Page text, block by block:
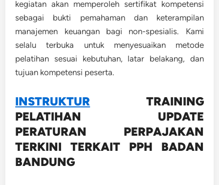
kegiatan akan memperoleh sertifikat kompetensi
sebagai bukti pemahaman dan keterampilan
manajemen keuangan bagi non-spesialis. Kami
selalu terbuka untuk menyesuaikan metode
pelatihan sesuai kebutuhan, latar belakang, dan
tujuan kompetensi peserta.
INSTRUKTUR TRAINING
PELATIHAN UPDATE
PERATURAN PERPAJAKAN
TERKINI TERKAIT PPH BADAN
BANDUNG